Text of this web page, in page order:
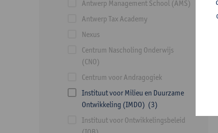
Antwerp Management School (AMS)
Antwerp Tax Academy
Nexus
Centrum Nascholing Onderwijs
(CNO)
Centrum voor Andragogiek
Instituut voor Milieu en Duurzame
Ontwikkeling (IMDO) (3)
Instituut voor Ontwikkelingsbeleid